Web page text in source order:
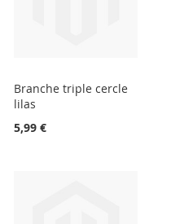
Branche triple cercle
lilas
5,99 €